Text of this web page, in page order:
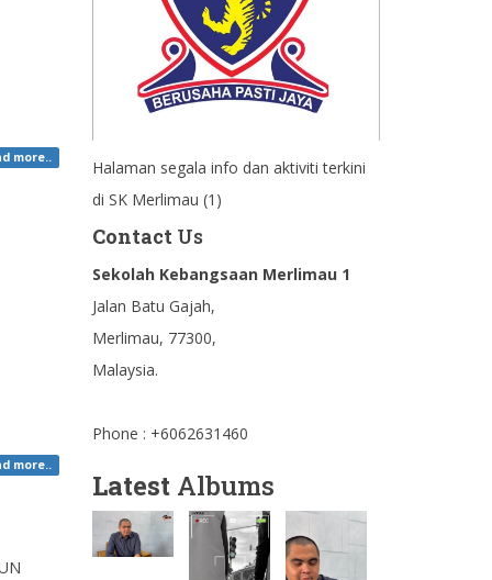
more..
more..
Halaman segala info dan aktiviti terkini
di SK Merlimau (1)
ContactUs
Sekolah Kebangsaan Merlimau 1
Jalan Batu Gajah,
Merlimau, 77300,
Malaysia.
Phone : +6062631460
LatestAlbums